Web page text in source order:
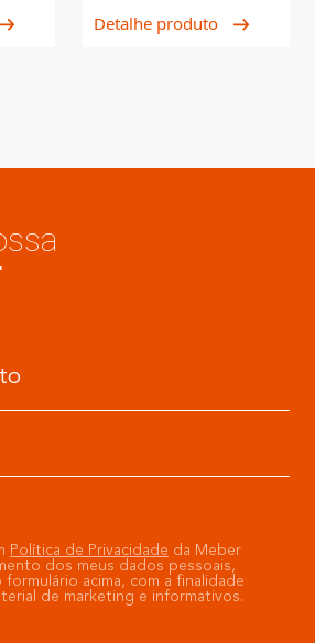
Detalhe produto
Política de Privacidade da Meber
dos meus dados pessoais,
acima, com a finalidade
de marketing e informativos.